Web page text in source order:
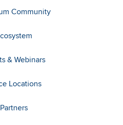
Community
& Webinars
Locations
Partners